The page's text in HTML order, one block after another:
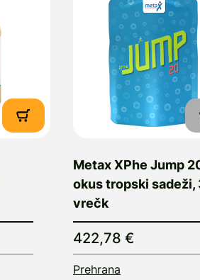
Metax XPhe Jump
okus tropski sadeži,
vrečk
422,78 €
Prehrana